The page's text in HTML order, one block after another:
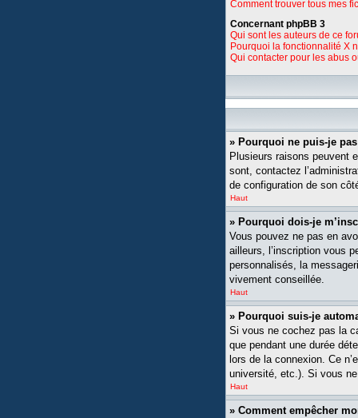
Comment trouver tous mes
Concernant phpBB 3
Qui sont les auteurs de ce
Pourquoi la fonctionnalité X
Qui contacter pour les abus
» Pourquoi ne puis-je
Plusieurs raisons peuvent
sont, contactez
de configuration de son
Haut
» Pourquoi dois-je
Vous pouvez ne pas en
ailleurs, l’inscription vous
personnalisés, la
vivement conseillée.
Haut
» Pourquoi suis-je
Si vous ne cochez pas la
que pendant une durée
lors de la connexion. Ce
université, etc.). Si vous
Haut
» Comment empêcher